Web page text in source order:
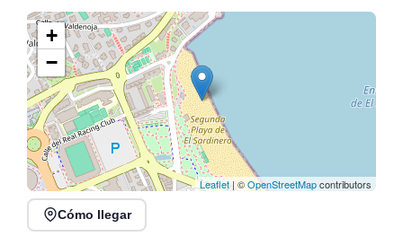
+
−
Leaflet| ©OpenStreetMapcontributors
Cómo llegar
V Acuatlón Marina de